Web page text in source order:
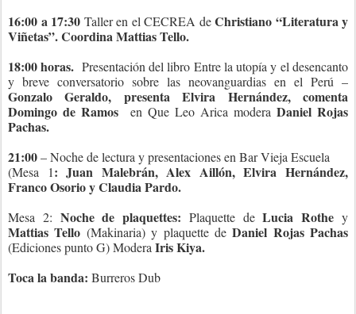
16:00 a 17:30 Taller en el CECREA deChristiano “Literatura y
Viñetas”. Coordina Mattias Tello.
18:00 horas. Presentación del libro Entre la utopía y el desencanto
y breve conversatorio sobre las neovanguardias en el Perú –
Gonzalo Geraldo, presenta Elvira Hernández, comenta
Domingo de Ramos en Que Leo Arica modera Daniel Rojas
Pachas.
21:00– Noche de lectura y presentaciones en Bar Vieja Escuela
(Mesa 1: Juan Malebrán, Alex Aillón, Elvira Hernández,
Franco Osorio y Claudia Pardo.
Mesa 2: Noche de plaquettes: Plaquette deLucia Rothe y
Mattias Tello (Makinaria) y plaquette deDaniel Rojas Pachas
(Ediciones punto G) Modera Iris Kiya.
Toca la banda: Burreros Dub